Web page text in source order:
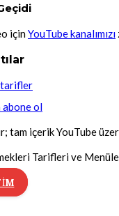
içinYouTube kanalımızı
tarifler
abone ol
tam içerik YouTube
Tarifleri ve